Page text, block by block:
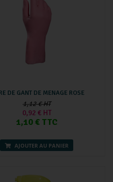
DE GANT DE MENAGE ROSE
1,12 € HT
0,92 € HT
1,10 € TTC
AJOUTER AU PANIER